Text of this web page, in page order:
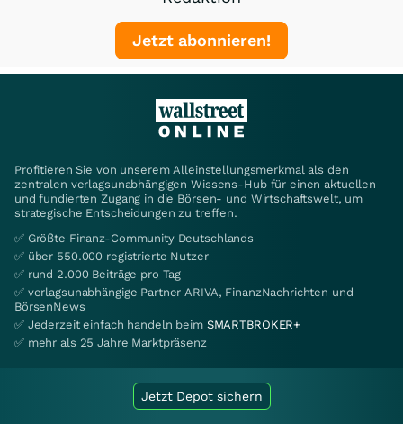
Jetzt abonnieren!
Profitieren Sie von unserem Alleinstellungsmerkmal als den
zentralen verlagsunabhängigen Wissens-Hub für einen aktuellen
und fundierten Zugang in die Börsen- und Wirtschaftswelt, um
strategische Entscheidungen zu treffen.
✅ Größte Finanz-Community Deutschlands
✅ über 550.000 registrierte Nutzer
✅ rund 2.000 Beiträge pro Tag
✅ verlagsunabhängige Partner ARIVA, FinanzNachrichten und
BörsenNews
✅ Jederzeit einfach handeln beim SMARTBROKER+
✅ mehr als 25 Jahre Marktpräsenz
Jetzt Depot sichern